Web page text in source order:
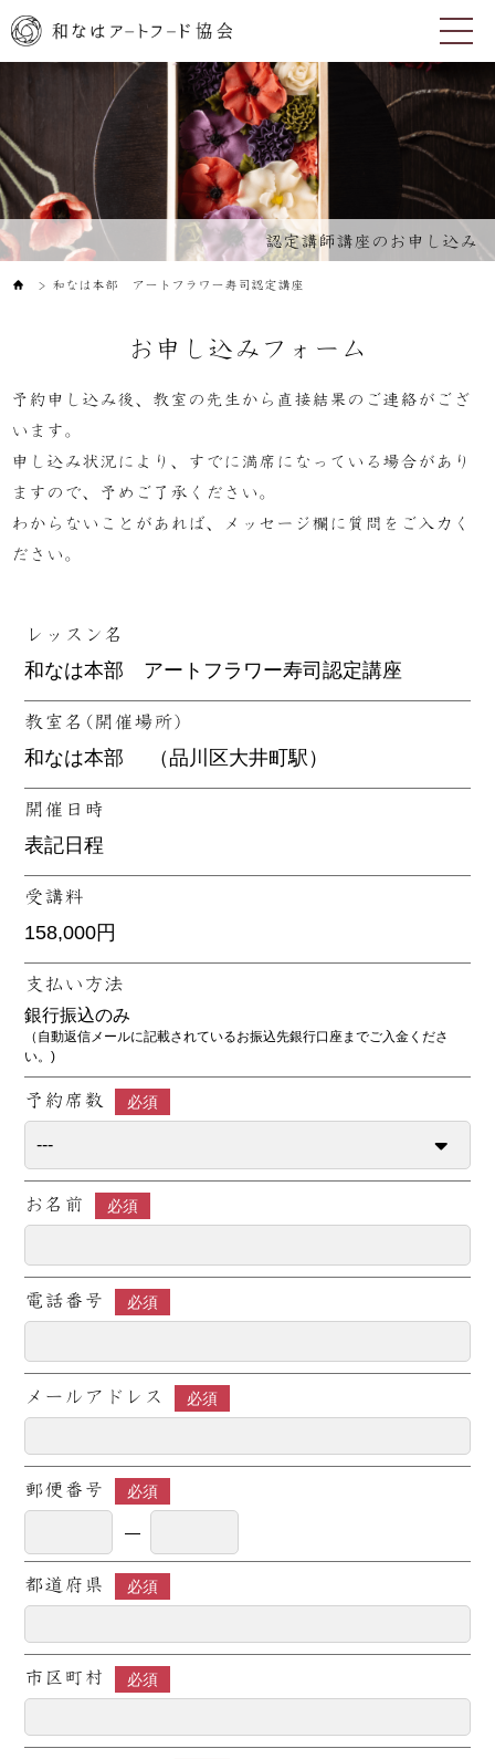
認定講師講座のお申し込み
＞ 和なは本部 アートフラワー寿司認定講座
お申し込みフォーム
予約申し込み後、教室の先生から直接結果のご連絡がござ
います。
申し込み状況により、すでに満席になっている場合があり
ますので、予めご了承ください。
わからないことがあれば、メッセージ欄に質問をご入力く
ださい。
レッスン名
教室名(開催場所)
開催日時
受講料
支払い方法
銀行振込のみ
（自動返信メールに記載されているお振込先銀行口座までご入金くださ
い。)
予約席数 必須
お名前 必須
電話番号 必須
メールアドレス 必須
郵便番号 必須
都道府県 必須
市区町村 必須